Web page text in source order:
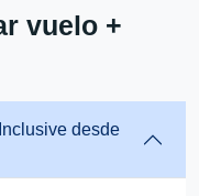
vuelo +
desde